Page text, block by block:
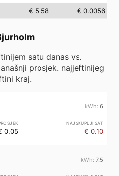
€ 5.58 € 0.0056
satu danas vs.
prosjek. najjeftinijeg
kraj.
6
0.05 € 0.10
7.5